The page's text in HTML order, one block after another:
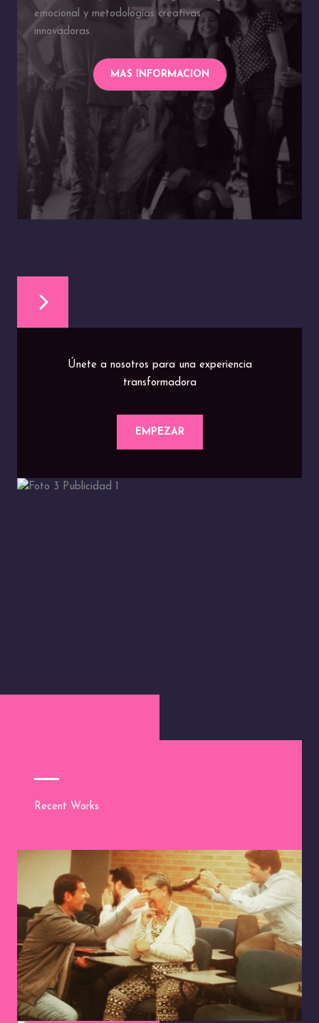
emocional y metodologías creativas
innovadoras.
MAS INFORMACION
Únete a nosotros para una experiencia
transformadora
EMPEZAR
Recent Works